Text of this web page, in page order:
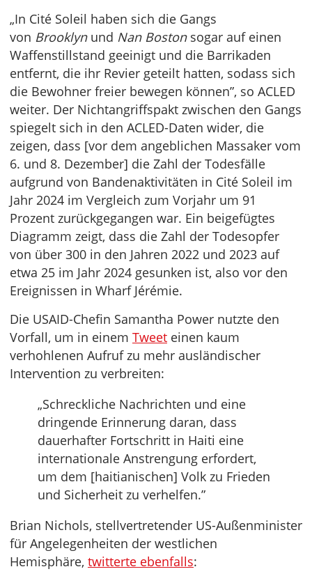
„In Cité Soleil haben sich die Gangs
von Brooklynund Nan Bostonsogar auf einen
Waffenstillstand geeinigt und die Barrikaden
entfernt, die ihr Revier geteilt hatten, sodass sich
die Bewohner freier bewegen können”, so ACLED
weiter. Der Nichtangriffspakt zwischen den Gangs
spiegelt sich in den ACLED-Daten wider, die
zeigen, dass [vor dem angeblichen Massaker vom
6. und 8. Dezember] die Zahl der Todesfälle
aufgrund von Bandenaktivitäten in Cité Soleil im
Jahr 2024 im Vergleich zum Vorjahr um 91
Prozent zurückgegangen war. Ein beigefügtes
Diagramm zeigt, dass die Zahl der Todesopfer
von über 300 in den Jahren 2022 und 2023 auf
etwa 25 im Jahr 2024 gesunken ist, also vor den
Ereignissen in Wharf Jérémie.
Die USAID-Chefin Samantha Power nutzte den
Vorfall, um in einem Tweet einen kaum
verhohlenen Aufruf zu mehr ausländischer
Intervention zu verbreiten:
„Schreckliche Nachrichten und eine
dringende Erinnerung daran, dass
dauerhafter Fortschritt in Haiti eine
internationale Anstrengung erfordert,
um dem [haitianischen] Volk zu Frieden
und Sicherheit zu verhelfen.”
Brian Nichols, stellvertretender US-Außenminister
für Angelegenheiten der westlichen
Hemisphäre, twitterte ebenfalls: